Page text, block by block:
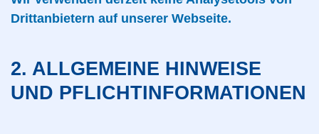
Drittanbietern auf unserer Webseite.
2. ALLGEMEINE HINWEISE
UND PFLICHTINFORMATIONEN